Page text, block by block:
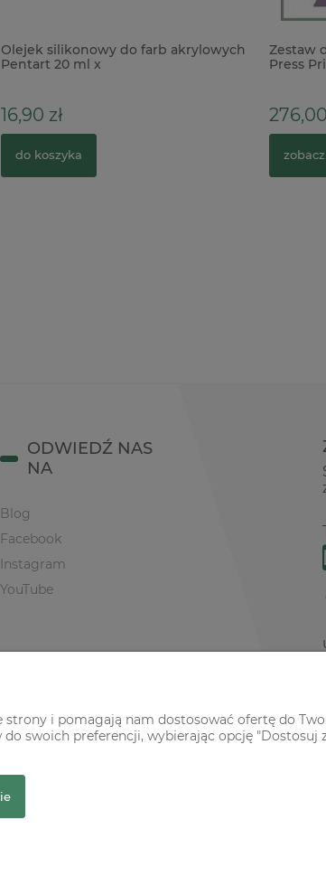
akrylowych
Zestaw do monoprintingu
Press Printing PLate
ODWIEDŹ NAS
NA
Blog
Facebook
Instagram
YouTube
i pomagają nam dostosować ofertę do
swoich preferencji, wybierając opcję "Dostosuj